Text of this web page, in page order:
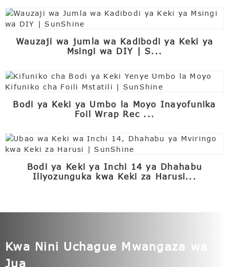
Wauzaji wa jumla wa Kadibodi ya Keki ya
Msingi wa DIY | S...
Bodi ya Keki ya Umbo la Moyo Inayofunika
Foil Wrap Rec ...
Bodi ya Keki ya Inchi 14 ya Dhahabu
Iliyozunguka kwa Keki za Harusi...
Kwa Nini Uchague Mwangaza wa
Jua